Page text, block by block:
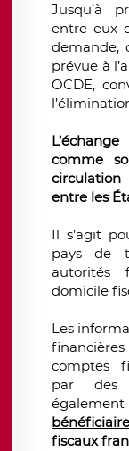
Jusqu’à
entre eux
demande,
prévue à
OCDE,
comme
entre les
Il s’agit
pays de
autorités
domicile
Les
comptes
par des
fiscaux